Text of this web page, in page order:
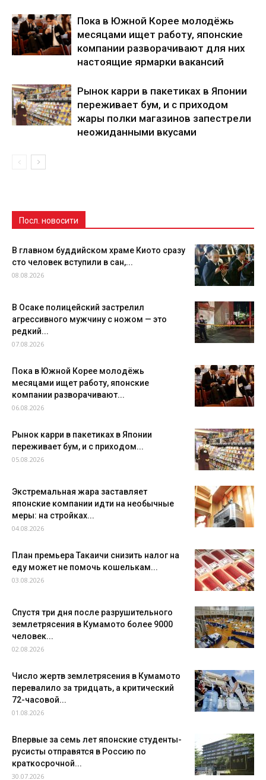
Пока в Южной Корее молодёжь
месяцами ищет работу, японские
компании разворачивают для них
настоящие ярмарки вакансий
Рынок карри в пакетиках в Японии
переживает бум, и с приходом
жары полки магазинов запестрели
неожиданными вкусами
Посл. новосити
В главном буддийском храме Киото сразу
сто человек вступили в сан,...
08.08.2026
В Осаке полицейский застрелил
агрессивного мужчину с ножом — это
редкий...
07.08.2026
Пока в Южной Корее молодёжь
месяцами ищет работу, японские
компании разворачивают...
06.08.2026
Рынок карри в пакетиках в Японии
переживает бум, и с приходом...
05.08.2026
Экстремальная жара заставляет
японские компании идти на необычные
меры: на стройках...
04.08.2026
План премьера Такаичи снизить налог на
еду может не помочь кошелькам...
03.08.2026
Спустя три дня после разрушительного
землетрясения в Кумамото более 9000
человек...
02.08.2026
Число жертв землетрясения в Кумамото
перевалило за тридцать, а критический
72-часовой...
01.08.2026
Впервые за семь лет японские студенты-
русисты отправятся в Россию по
краткосрочной...
30.07.2026